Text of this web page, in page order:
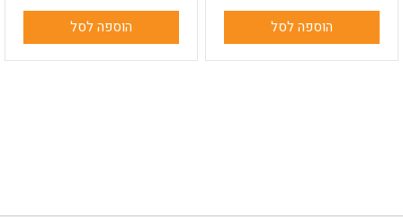
הוספה לסל הוספה לסל